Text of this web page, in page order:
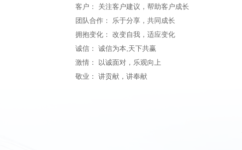
客户： 关注客户建议，帮助客户成长
团队合作： 乐于分享，共同成长
拥抱变化： 改变自我，适应变化
诚信： 诚信为本,天下共赢
激情： 以诚面对，乐观向上
敬业： 讲贡献，讲奉献